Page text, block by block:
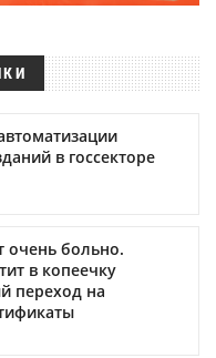
в госсекторе
очень больно.
в копеечку
переход на